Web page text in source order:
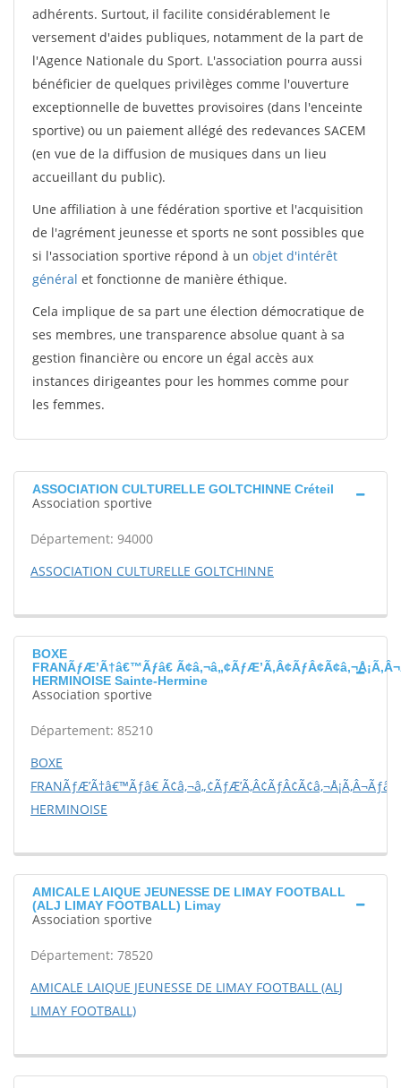
adhérents. Surtout, il facilite considérablement le
versement d'aides publiques, notamment de la part de
l'Agence Nationale du Sport. L'association pourra aussi
bénéficier de quelques privilèges comme l'ouverture
exceptionnelle de buvettes provisoires (dans l'enceinte
sportive) ou un paiement allégé des redevances SACEM
(en vue de la diffusion de musiques dans un lieu
accueillant du public).
Une affiliation à une fédération sportive et l'acquisition
de l'agrément jeunesse et sports ne sont possibles que
si l'association sportive répond à un objet d'intérêt
général et fonctionne de manière éthique.
Cela implique de sa part une élection démocratique de
ses membres, une transparence absolue quant à sa
gestion financière ou encore un égal accès aux
instances dirigeantes pour les hommes comme pour
les femmes.
ASSOCIATION CULTURELLE GOLTCHINNE Créteil
Association sportive
Département: 94000
ASSOCIATION CULTURELLE GOLTCHINNE
BOXE
FRANÃƒÆ’Ã†â€™Ãƒâ€
HERMINOISE Sainte-Hermine
Association sportive
Département: 85210
BOXE
FRANÃƒÆ’Ã†â€™Ãƒâ€
HERMINOISE
AMICALE LAIQUE JEUNESSE DE LIMAY FOOTBALL
(ALJ LIMAY FOOTBALL) Limay
Association sportive
Département: 78520
AMICALE LAIQUE JEUNESSE DE LIMAY FOOTBALL (ALJ
LIMAY FOOTBALL)